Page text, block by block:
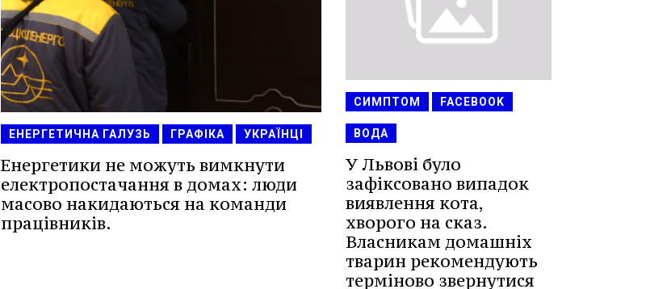
ЕНЕРГЕТИЧНА ГАЛУЗЬ ГРАФІКА УКРАЇНЦІ
Енергетики не можуть вимкнути
електропостачання в домах: люди
масово накидаються на команди
працівників.
СИМПТОМ FACEBOOK
ВОДА
У Львові було
зафіксовано випадок
виявлення кота,
хворого на сказ.
Власникам домашніх
тварин рекомендують
терміново звернутися